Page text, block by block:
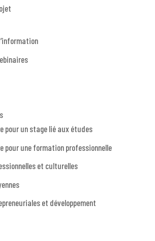
pour un stage lié aux études
pour une formation professionnelle
et culturelles
et développement